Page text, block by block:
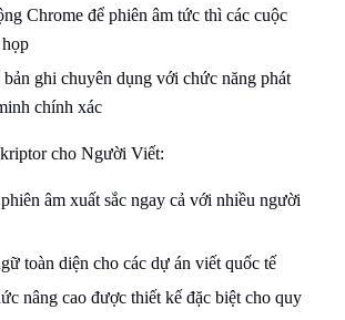
Chrome để phiên âm tức thì các cuộc
ghi chuyên dụng với chức năng phát
chính xác
cho Người Viết:
âm xuất sắc ngay cả với nhiều người
toàn diện cho các dự án viết quốc tế
nâng cao được thiết kế đặc biệt cho quy